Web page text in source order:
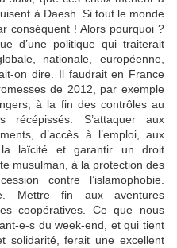
à Daesh. Si tout le monde
conséquent ! Alors pourquoi ?
d’une politique qui traiterait
nationale, européenne,
on dire. Il faudrait en France
de 2012, par exemple
à la fin des contrôles au
récépissés. S’attaquer aux
d’accès à l’emploi, aux
la laïcité et garantir un droit
musulman, à la protection des
contre l’islamophobie.
Mettre fin aux aventures
coopératives. Ce que nous
e-s du week-end, et qui tient
solidarité, ferait une excellent